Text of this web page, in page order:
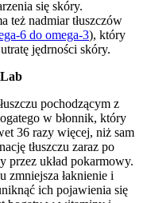
się skóry.
też nadmiar tłuszczów
6 do omega-3), który
jędrności skóry.
pochodzącym z
w błonnik, który
36 razy więcej, niż sam
tłuszczu zaraz po
przez układ pokarmowy.
zmniejsza łaknienie i
ich pojawienia się